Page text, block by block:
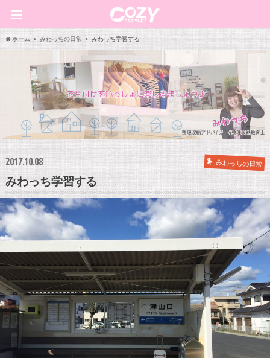
ホーム みわっちの日常 みわっち学習する
2017.10.08 みわっちの日常
みわっち学習する